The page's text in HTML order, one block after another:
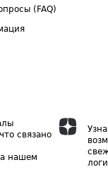
(FAQ)
связано
нашем